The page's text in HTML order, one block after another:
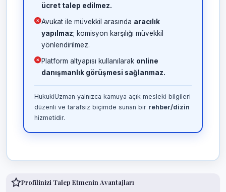
ücret talep edilmez.
Avukat ile müvekkil arasında aracılık
yapılmaz; komisyon karşılığı müvekkil
yönlendirilmez.
Platform altyapısı kullanılarak online
danışmanlık görüşmesi sağlanmaz.
HukukiUzman yalnızca kamuya açık mesleki bilgileri
düzenli ve tarafsız biçimde sunan bir rehber/dizin
hizmetidir.
Profilinizi Talep Etmenin Avantajları